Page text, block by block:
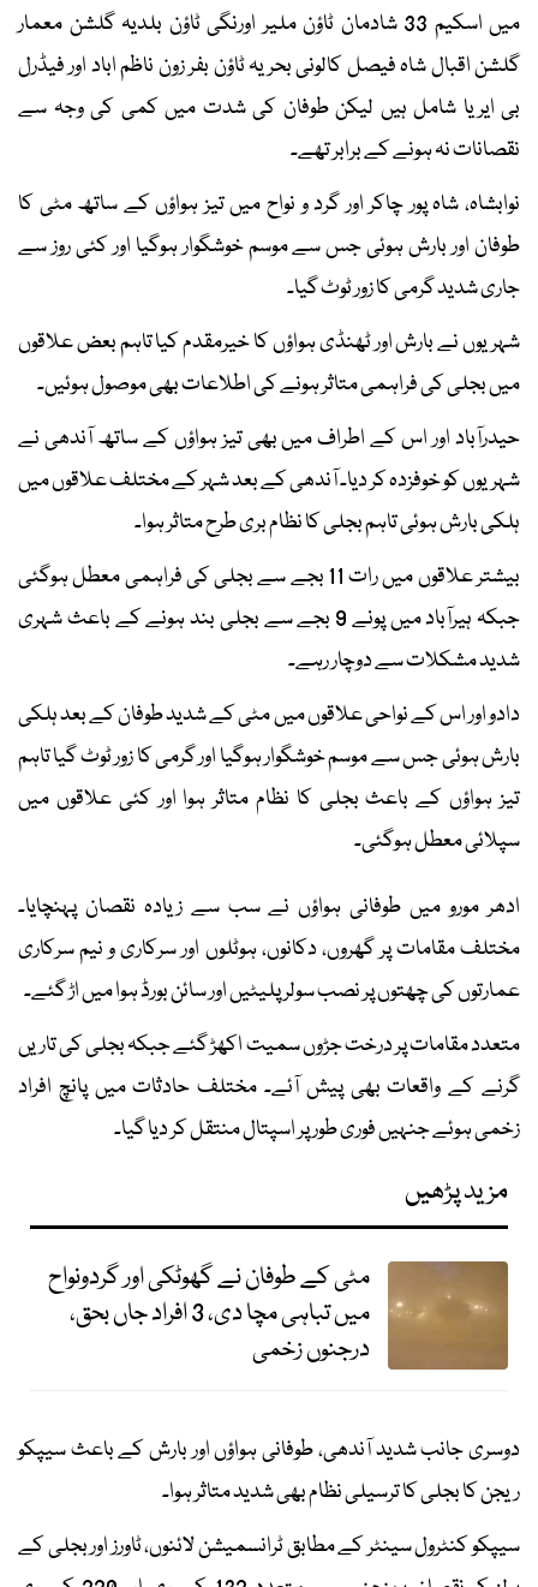
میں اسکیم 33 شادمان ٹاؤن ملیر اورنگی ٹاؤن بلدیہ گلشن معمار
گلشن اقبال شاہ فیصل کالونی بحریہ ٹاؤن بفر زون ناظم اباد اور فیڈرل
بی ایریا شامل ہیں لیکن طوفان کی شدت میں کمی کی وجہ سے
نقصانات نہ ہونے کے برابر تھے۔
نوابشاہ، شاہ پور چاکر اور گرد و نواح میں تیز ہواؤں کے ساتھ مٹی کا
طوفان اور بارش ہوئی جس سے موسم خوشگوار ہوگیا اور کئی روز سے
جاری شدید گرمی کا زور ٹوٹ گیا۔
شہریوں نے بارش اور ٹھنڈی ہواؤں کا خیرمقدم کیا تاہم بعض علاقوں
میں بجلی کی فراہمی متاثر ہونے کی اطلاعات بھی موصول ہوئیں۔
حیدرآباد اور اس کے اطراف میں بھی تیز ہواؤں کے ساتھ آندھی نے
شہریوں کو خوفزدہ کر دیا۔ آندھی کے بعد شہر کے مختلف علاقوں میں
ہلکی بارش ہوئی تاہم بجلی کا نظام بری طرح متاثر ہوا۔
بیشتر علاقوں میں رات 11 بجے سے بجلی کی فراہمی معطل ہوگئی
جبکہ ہیرآباد میں پونے 9 بجے سے بجلی بند ہونے کے باعث شہری
شدید مشکلات سے دوچار رہے۔
دادو اور اس کے نواحی علاقوں میں مٹی کے شدید طوفان کے بعد ہلکی
بارش ہوئی جس سے موسم خوشگوار ہوگیا اور گرمی کا زور ٹوٹ گیا تاہم
تیز ہواؤں کے باعث بجلی کا نظام متاثر ہوا اور کئی علاقوں میں
سپلائی معطل ہوگئی۔
ادھر مورو میں طوفانی ہواؤں نے سب سے زیادہ نقصان پہنچایا۔
مختلف مقامات پر گھروں، دکانوں، ہوٹلوں اور سرکاری و نیم سرکاری
عمارتوں کی چھتوں پر نصب سولر پلیٹیں اور سائن بورڈ ہوا میں اڑ گئے۔
متعدد مقامات پر درخت جڑوں سمیت اکھڑ گئے جبکہ بجلی کی تاریں
گرنے کے واقعات بھی پیش آئے۔ مختلف حادثات میں پانچ افراد
زخمی ہوئے جنہیں فوری طور پر اسپتال منتقل کر دیا گیا۔
مزید پڑھیں
مٹی کے طوفان نے گھوٹکی اور گردونواح
میں تباہی مچا دی، 3 افراد جاں بحق،
درجنوں زخمی
دوسری جانب شدید آندھی، طوفانی ہواؤں اور بارش کے باعث سیپکو
ریجن کا بجلی کا ترسیلی نظام بھی شدید متاثر ہوا۔
سیپکو کنٹرول سینٹر کے مطابق ٹرانسمیشن لائنوں، ٹاورز اور بجلی کے